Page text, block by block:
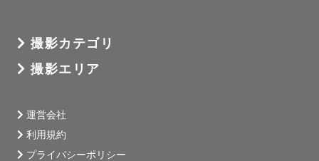
撮影カテゴリ
撮影エリア
運営会社
利用規約
プライバシーポリシー